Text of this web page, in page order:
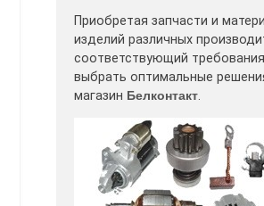
Приобретая запчасти и
изделий различных
соответствующий
выбрать оптимальные
магазин Белконтакт.